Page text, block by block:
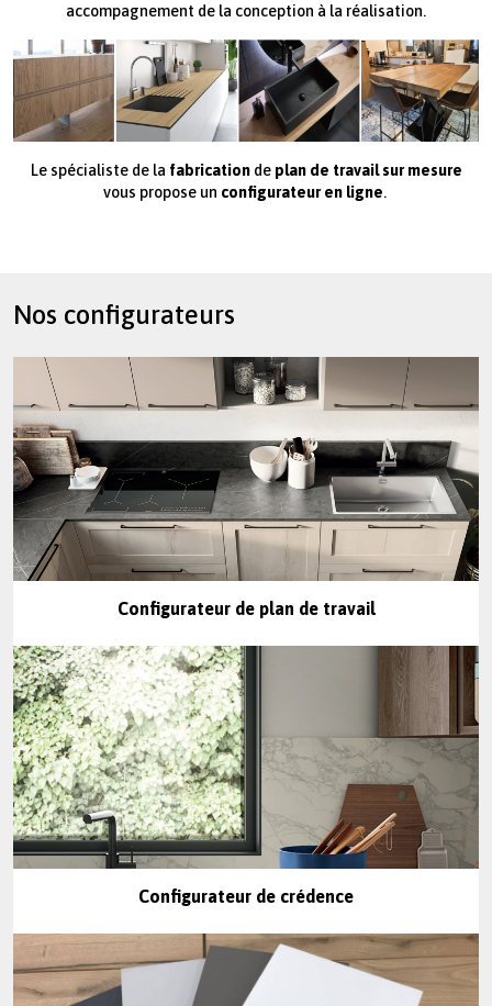
accompagnement de la conception à la réalisation.
Le spécialiste de la fabricationdeplan de travail sur mesure
vous propose un configurateur en ligne.
Nos configurateurs
Configurateur de plan de travail
Configurateur de crédence